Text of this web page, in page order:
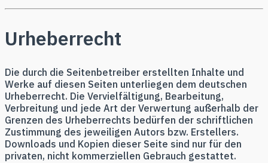
Urheberrecht
Die durch die Seitenbetreiber erstellten Inhalte und
Werke auf diesen Seiten unterliegen dem deutschen
Urheberrecht. Die Vervielfältigung, Bearbeitung,
Verbreitung und jede Art der Verwertung außerhalb der
Grenzen des Urheberrechts bedürfen der schriftlichen
Zustimmung des jeweiligen Autors bzw. Erstellers.
Downloads und Kopien dieser Seite sind nur für den
privaten, nicht kommerziellen Gebrauch gestattet.